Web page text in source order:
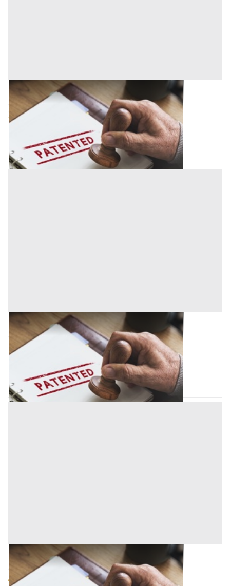
Brevetti all'asta a Milano
Offerta minima
2.002,57 €
Codice asta:82c452a4
Asta chiusa
Brevetti all'asta a Firenze
Offerta minima
118.500 € 158.000 €
Codice asta:17206159
Asta chiusa
Brevetti all'asta a Palermo
Offerta minima
48.431,25 € 98.862,50 €